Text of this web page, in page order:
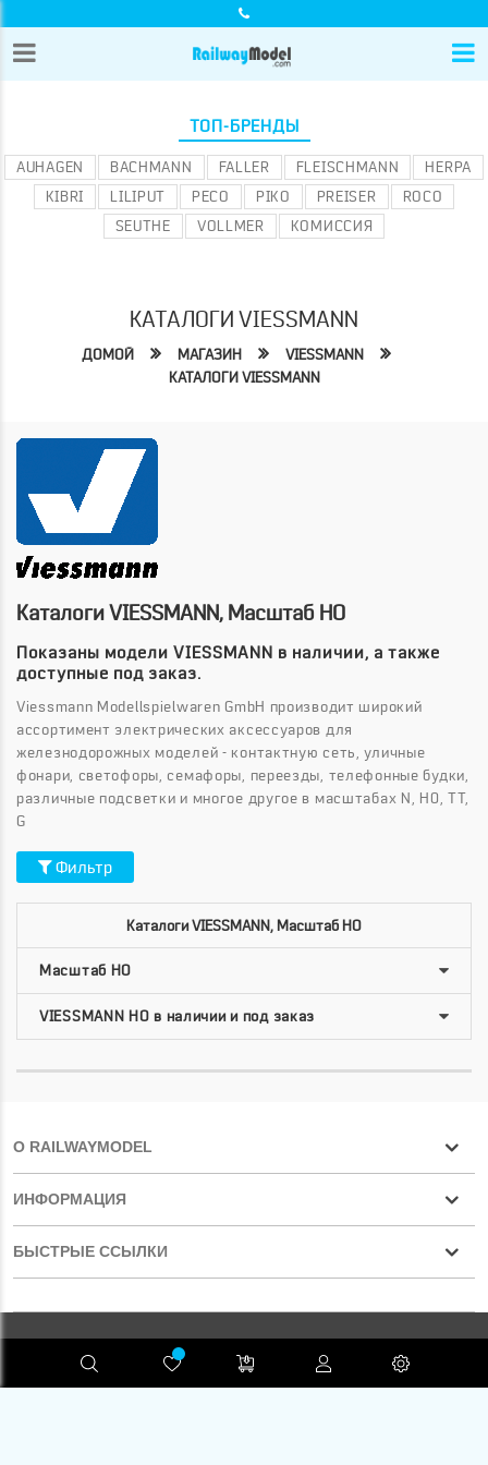
ТОП-БРЕНДЫ
AUHAGEN BACHMANN FALLER FLEISCHMANN
HERPA
KIBRI
LILIPUT PECO PIKO PREISER
ROCO
SEUTHE
VOLLMER КОМИССИЯ
КАТАЛОГИ VIESSMANN
ДОМОЙ МАГАЗИН
VIESSMANN
КАТАЛОГИ VIESSMANN
Каталоги VIESSMANN, Масштаб HO
Показаны модели VIESSMANN в наличии, а также
доступные под заказ.
Viessmann Modellspielwaren GmbH производит широкий
ассортимент электрических аксессуаров для
железнодорожных моделей - контактную сеть, уличные
фонари, светофоры, семафоры, переезды, телефонные будки,
различные подсветки и многое другое в масштабах N, H0, TT,
G
Фильтр
Каталоги VIESSMANN, Масштаб HO
О RAILWAYMODEL
ИНФОРМАЦИЯ
БЫСТРЫЕ ССЫЛКИ
RAILWAYMODEL.COM ©2001-2026